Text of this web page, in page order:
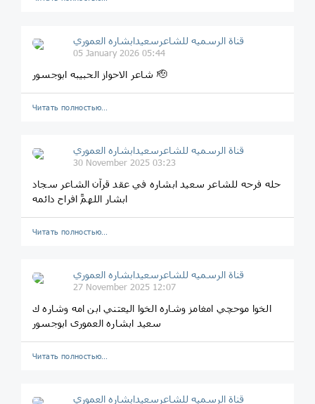
قناة الرسميه للشاعرسعیدابشاره العموري
05 January 2026 05:44
شاعر الاحواز الحبیبه ابوجسور 🫡
Читать полностью…
قناة الرسميه للشاعرسعیدابشاره العموري
30 November 2025 03:23
حله فرحه للشاعر سعید ابشاره في عقد قرآن الشاعر سجاد
ابشار اللهمَّ افراح دائمه
Читать полностью…
قناة الرسميه للشاعرسعیدابشاره العموري
27 November 2025 12:07
الخوا موحچي امغامز وشاره الخوا الیعتني ابن امه وشاره ك
سعید ابشاره العموری ابوجسور
Читать полностью…
قناة الرسميه للشاعرسعیدابشاره العموري